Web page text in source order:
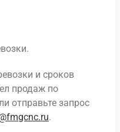
и сроков
продаж по
отправьте запрос
.